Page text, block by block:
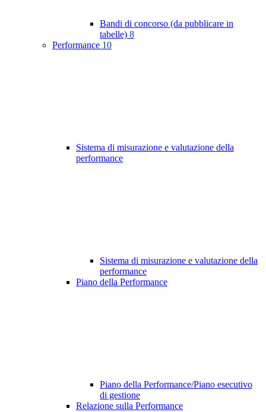
Bandi di concorso (da pubblicare in
tabelle) 8
Performance 10
Sistema di misurazione e valutazione della
performance
Sistema di misurazione e valutazione della
performance
Piano della Performance
Piano della Performance/Piano esecutivo
di gestione
Relazione sulla Performance